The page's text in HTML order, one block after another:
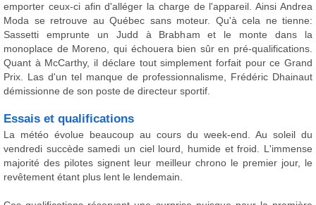
emporter ceux-ci afin d'alléger la charge de l'appareil. Ainsi Andrea
Moda se retrouve au Québec sans moteur. Qu'à cela ne tienne:
Sassetti emprunte un Judd à Brabham et le monte dans la
monoplace de Moreno, qui échouera bien sûr en pré-qualifications.
Quant à McCarthy, il déclare tout simplement forfait pour ce Grand
Prix. Las d'un tel manque de professionnalisme, Frédéric Dhainaut
démissionne de son poste de directeur sportif.
Essais et qualifications
La météo évolue beaucoup au cours du week-end. Au soleil du
vendredi succède samedi un ciel lourd, humide et froid. L'immense
majorité des pilotes signent leur meilleur chrono le premier jour, le
revêtement étant plus lent le lendemain.